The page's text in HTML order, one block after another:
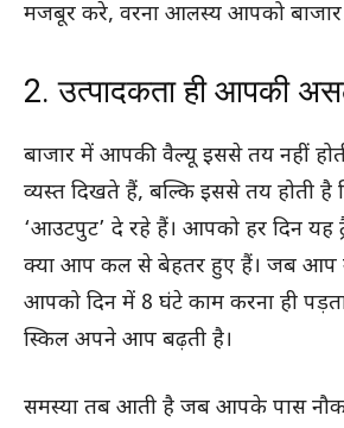
मजबूर करे, वरना आलस्य आपको बाजार
2. उत्पादकता ही आपकी
बाजार में आपकी वैल्यू इससे तय नहीं
व्यस्त दिखते हैं, बल्कि इससे तय होती
‘आउटपुट’ दे रहे हैं। आपको हर दिन यह
क्या आप कल से बेहतर हुए हैं। जब आप
आपको दिन में 8 घंटे काम करना ही
स्किल अपने आप बढ़ती है।
समस्या तब आती है जब आपके पास